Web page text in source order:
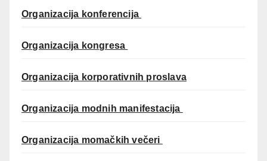
Organizacija konferencija
Organizacija kongresa
Organizacija korporativnih proslava
Organizacija modnih manifestacija
Organizacija momačkih večeri